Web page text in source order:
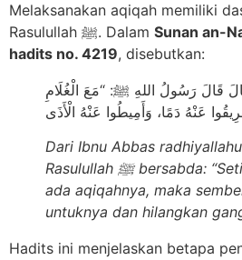
Melaksanakan aqiqah memiliki
Rasulullah ﷺ. Dalam Sunan an-
hadits no. 4219, disebutkan:
قَالَ رَسُولُ اللهِ ﷺ: “مَعَ الْغُلَامِ
Dari Ibnu Abbas radhiyallahu
Rasulullah ﷺ bersabda: “Setiap anak laki-laki
ada aqiqahnya, maka
untuknya dan hilangkan
Hadits ini menjelaskan betapa